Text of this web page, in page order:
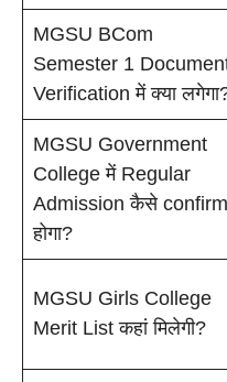
MGSU BCom
Semester 1
Verification में क्या
MGSU Government
College में Regular
Admission कैसे confirm
होगा?
MGSU Girls College
Merit List कहां मिलेगी?